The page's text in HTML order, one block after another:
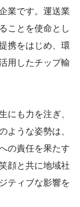
業です。運送業
ことを使命とし
携をはじめ、環
用したチップ輸
にも力を注ぎ、
ような姿勢は、
の責任を果たす
顔と共に地域社
ティブな影響を